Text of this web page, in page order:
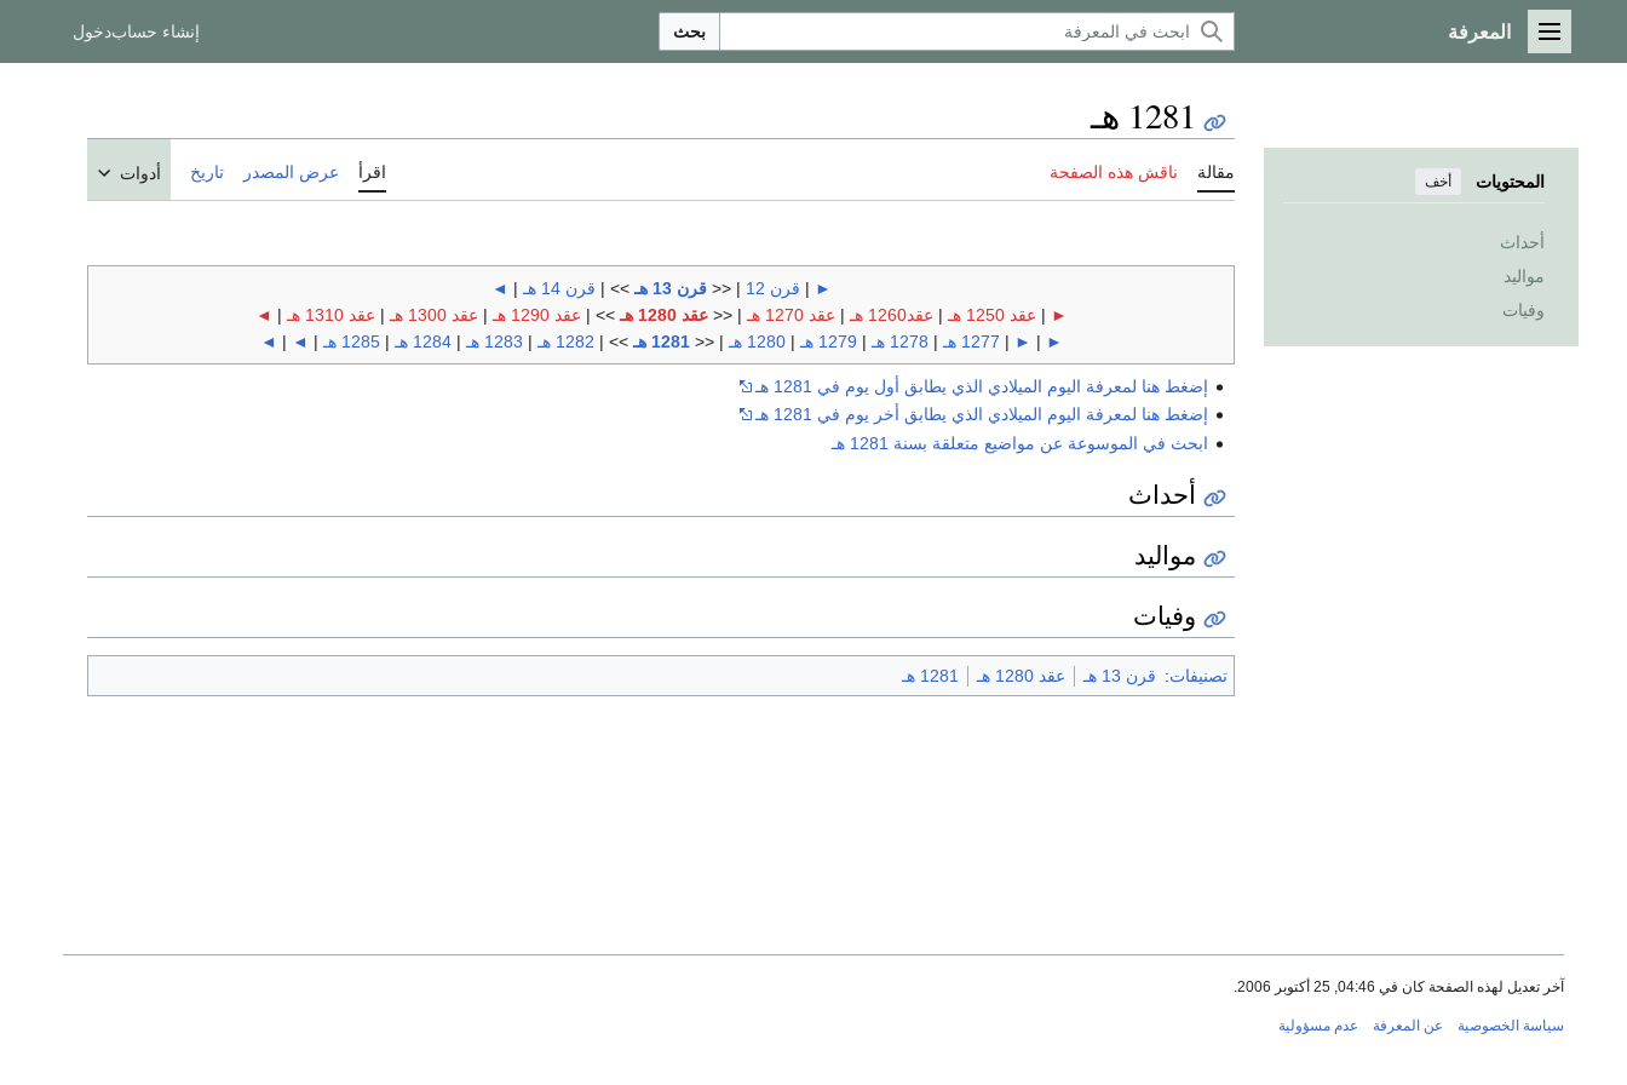
القائمة الرئيسية
المعرفة بحث إنشاء حسابدخول
المحتويات أخف
أحداث
مواليد
وفيات
1281 هـ
مقالة ناقش هذه الصفحة اقرأ عرض المصدر تاريخ أدوات
►
| قرن 12 | <<قرن 13 هـ >> | قرن 14 هـ |
◄
►
| عقد 1250 هـ | عقد1260 هـ | عقد 1270 هـ | <<عقد 1280 هـ >> | عقد 1290 هـ | عقد 1300 هـ | عقد 1310 هـ |
◄
►
|
►
| 1277 هـ | 1278 هـ | 1279 هـ |1280 هـ | <<1281 هـ >> | 1282 هـ | 1283 هـ |1284 هـ |1285 هـ |
◄
|
◄
إضغط هنا لمعرفة اليوم الميلادي الذي يطابق أول يوم في 1281 هـ
إضغط هنا لمعرفة اليوم الميلادي الذي يطابق أخر يوم في 1281 هـ
ابحث في الموسوعة عن مواضيع متعلقة بسنة 1281 هـ
أحداث
مواليد
وفيات
تصنيفات: قرن 13 هـ عقد 1280 هـ 1281 هـ
آخر تعديل لهذه الصفحة كان في 04:46, 25 أكتوبر 2006.
سياسة الخصوصية عن المعرفة عدم مسؤولية